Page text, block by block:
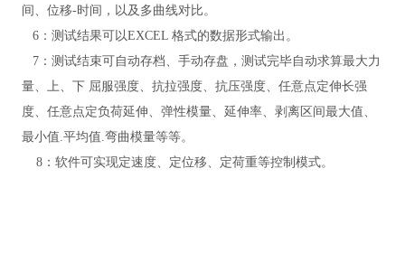
间、位移-时间，以及多曲线对比。
6：测试结果可以EXCEL 格式的数据形式输出。
7：测试结束可自动存档、手动存盘，测试完毕自动求算最大力
量、上、下 屈服强度、抗拉强度、抗压强度、任意点定伸长强
度、任意点定负荷延伸、弹性模量、延伸率、剥离区间最大值、
最小值.平均值.弯曲模量等等。
8：软件可实现定速度、定位移、定荷重等控制模式。